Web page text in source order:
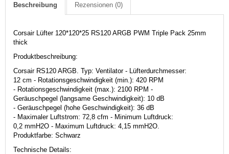
Beschreibung Rezensionen (0)
Corsair Lüfter 120*120*25 RS120 ARGB PWM Triple Pack 25mm
thick
Produktbeschreibung:
Corsair RS120 ARGB. Typ: Ventilator - Lüfterdurchmesser:
12 cm - Rotationsgeschwindigkeit (min.): 420 RPM
- Rotationsgeschwindigkeit (max.): 2100 RPM -
Geräuschpegel (langsame Geschwindigkeit): 10 dB
- Geräuschpegel (hohe Geschwindigkeit): 36 dB
- Maximaler Luftstrom: 72,8 cfm - Minimum Luftdruck:
0,2 mmH2O - Maximum Luftdruck: 4,15 mmH2O.
Produktfarbe: Schwarz
Technische Details: